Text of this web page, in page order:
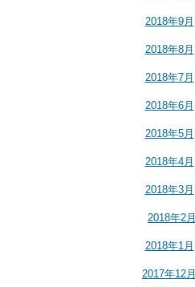
2018年9月
2018年8月
2018年7月
2018年6月
2018年5月
2018年4月
2018年3月
2018年2月
2018年1月
2017年12月